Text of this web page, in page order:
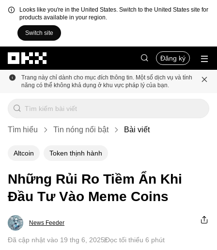
Looks like you're in the United States. Switch to the United States site for
products available in your region.
Switch site
Đăng ký
Trang này chỉ dành cho mục đích thông tin. Một số dịch vụ và tính
năng có thể không khả dụng ở khu vực pháp lý của bạn.
Tìm hiểu Tin nóng nổi bật Bài viết
Altcoin Token thịnh hành
Những Rủi Ro Tiềm Ẩn Khi
Đầu Tư Vào Meme Coins
News Feeder
Đã cập nhật vào 19 thg 6, 2025Đọc tối thiểu 6 phút